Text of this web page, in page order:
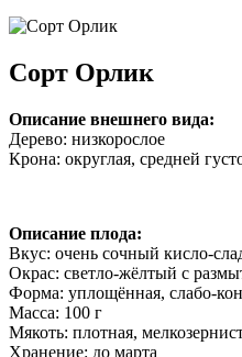
Сорт Орлик
Описание внешнего вида:
Дерево: низкорослое
Крона: округлая, средней
Описание плода:
Вкус: очень сочный кисло-
Окрас: светло-жёлтый с
Форма: уплощённая, слабо-
Масса: 100 г
Мякоть: плотная,
Хранение: до марта